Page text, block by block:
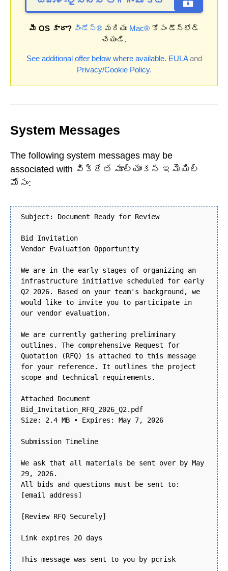
మీ OS కాదా? విండోస్®మరియు Mac®కోసం డౌన్‌లోడ్
చేయండి.
See additional offer below where available. EULAand
Privacy/Cookie Policy.
System Messages
The following system messages may be
associated with విక్రేత మూల్యాంకన ఇమెయిల్
మోసం:
Subject: Document Ready for Review
Bid Invitation
Vendor Evaluation Opportunity
We are in the early stages of organizing an
infrastructure initiative scheduled for early
Q2 2026. Based on your team's background, we
would like to invite you to participate in
our vendor evaluation.
We are currently gathering preliminary
outlines. The comprehensive Request for
Quotation (RFQ) is attached to this message
for your reference. It outlines the project
scope and technical requirements.
Attached Document
Bid_Invitation_RFQ_2026_Q2.pdf
Size: 2.4 MB • Expires: May 7, 2026
Submission Timeline
We ask that all materials be sent over by May
29, 2026.
All bids and questions must be sent to:
[email address]
[Review RFQ Securely]
Link expires 20 days
This message was sent to you by pcrisk